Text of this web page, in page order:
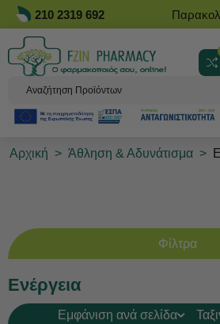
210 2319 692
Αρχική > Άθληση & Αδυνάτισμα >
Φίλτρα
Ενέργεια
Εμφάνιση ανά σελίδα